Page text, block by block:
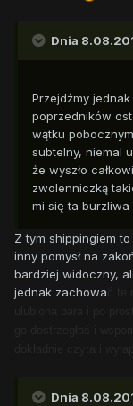
Dnia
Przejdźmy
poprzedników
wątku
subtelny, niemal
że wyszło
zwolenniczką
mi się ta burzliwa
Z tym shippingiem
inny pomysł na
bardziej widoczny,
jednak zachowa
Dnia